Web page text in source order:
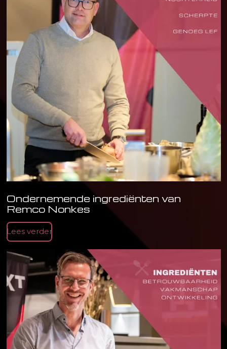
Ondernemende ingrediënten van
Remco Nonkes
Lees verder